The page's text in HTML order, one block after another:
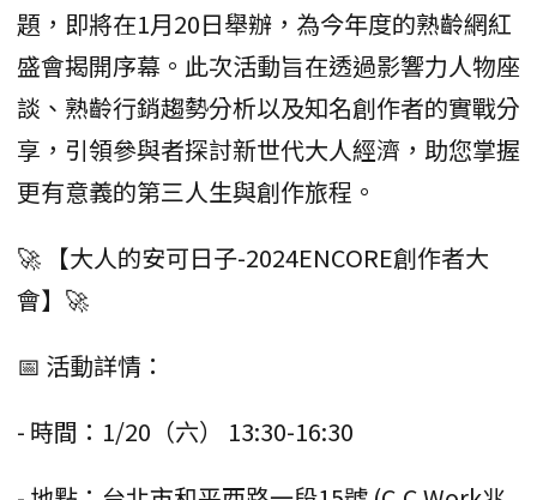
題，即將在1月20日舉辦，為今年度的熟齡網紅
盛會揭開序幕。此次活動旨在透過影響力人物座
談、熟齡行銷趨勢分析以及知名創作者的實戰分
享，引領參與者探討新世代大人經濟，助您掌握
更有意義的第三人生與創作旅程。
🚀 【大人的安可日子-2024ENCORE創作者大
會】🚀
📅 活動詳情：
- 時間：1/20（六） 13:30-16:30